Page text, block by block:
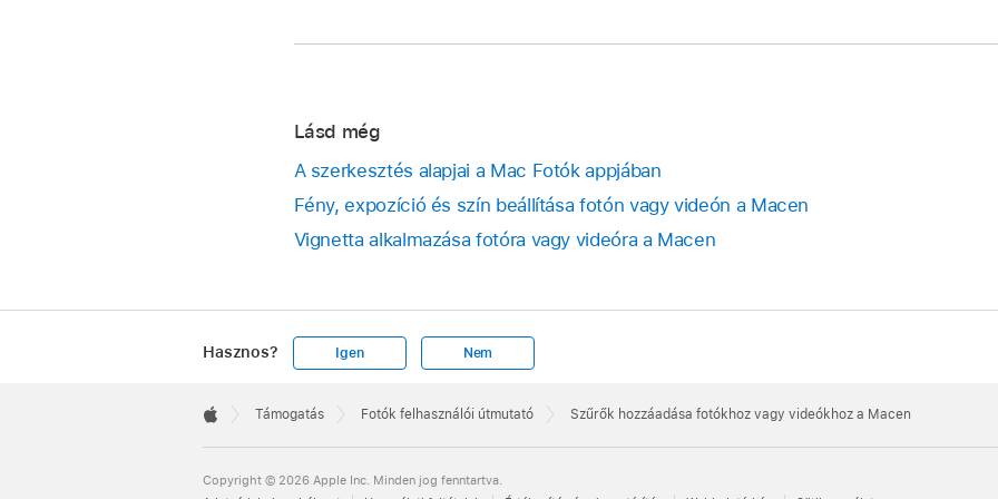
Lásd még
A szerkesztés alapjai a Mac Fotók appjában
Fény, expozíció és szín beállítása fotón vagy videón a Macen
Vignetta alkalmazása fotóra vagy videóra a Macen
Hasznos? Igen Nem
Footer

Támogatás Fotók felhasználói útmutató Szűrők hozzáadása fotókhoz vagy videókhoz a Macen
Copyright © 2026 Apple Inc. Minden jog fenntartva.